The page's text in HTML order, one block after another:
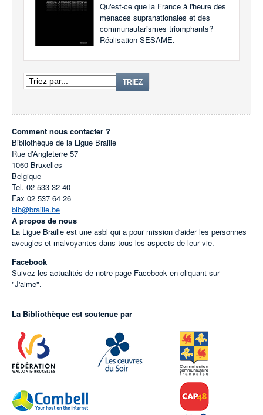
Qu'est-ce que la France à l'heure des
menaces supranationales et des
communautarismes triomphants?
Réalisation SESAME.
TRIEZ
Comment nous contacter ?
Bibliothèque de la Ligue Braille
Rue d'Angleterre 57
1060 Bruxelles
Belgique
Tel. 02 533 32 40
Fax 02 537 64 26
bib@braille.be
À propos de nous
La Ligue Braille est une asbl qui a pour mission d'aider les personnes
aveugles et malvoyantes dans tous les aspects de leur vie.
Facebook
Suivez les actualités de notre page Facebook en cliquant sur
"J'aime".
La Bibliothèque est soutenue par